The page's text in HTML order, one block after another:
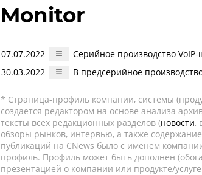
Monitor
07.07.2022
Серийное производство
30.03.2022
В предсерийное
* Страница-профиль компании, системы
создается редактором на основе анализа
тексты всех редакционных разделов (новости,
обзоры рынков, интервью, а также
публикаций на CNews было с именем
профиль. Профиль может быть дополнен
презентацией о компании или продукте/